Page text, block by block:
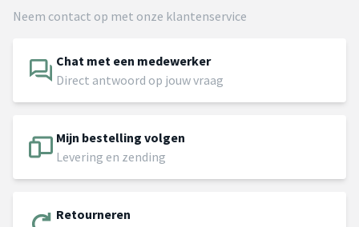
Neem contact op met onze klantenservice
Chat met een medewerker
Direct antwoord op jouw vraag
Mijn bestelling volgen
Levering en zending
Retourneren